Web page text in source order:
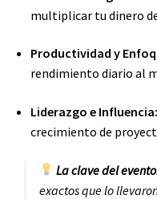
multiplicar tu dinero
Productividad y
rendimiento diario al
Liderazgo e Influencia:
crecimiento de
La clave del
exactos que lo